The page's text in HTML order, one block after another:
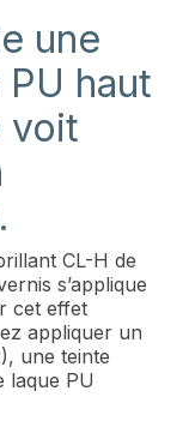
une
haut
voit
CL-H de
s’applique
cet effet
appliquer un
une teinte
laque PU